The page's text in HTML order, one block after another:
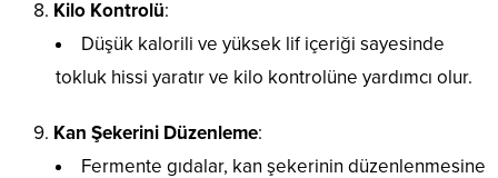
Kilo Kontrolü:
Düşük kalorili ve yüksek lif içeriği sayesinde
tokluk hissi yaratır ve kilo kontrolüne yardımcı olur.
Kan Şekerini Düzenleme:
Fermente gıdalar, kan şekerinin düzenlenmesine